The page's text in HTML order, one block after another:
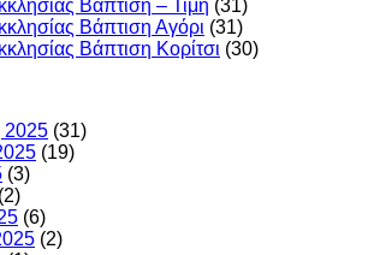
Βάπτιση – Τιμή (31)
Βάπτιση Αγόρι (31)
Βάπτιση Κορίτσι (30)
2025 (31)
(19)
(3)
(2)
(6)
(2)